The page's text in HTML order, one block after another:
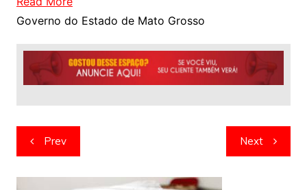
Governo do Estado de Mato Grosso
Navegação
de
artigos
Prev Next